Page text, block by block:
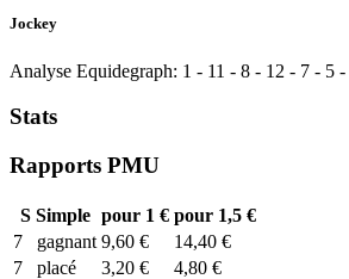
Jockey
Analyse Equidegraph: 1 - 11 - 8 - 12 - 7 - 5 -
Stats
Rapports PMU
SSimple pour 1 € pour 1,5 €
7
gagnant 9,60 €
14,40 €
7
placé 3,20 €
4,80 €